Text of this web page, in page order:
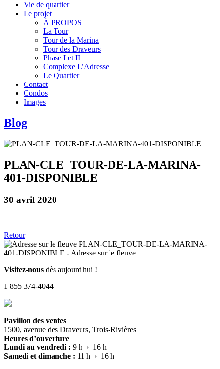
Vie de quartier
Le projet
À PROPOS
La Tour
Tour de la Marina
Tour des Draveurs
Phase I et II
Complexe L’Adresse
Le Quartier
Contact
Condos
Images
Blog
PLAN-CLE_TOUR-DE-LA-MARINA-
401-DISPONIBLE
30 avril 2020
Retour
Visitez-nous dès aujourd'hui !
1 855 374-4044
Pavillon des ventes
1500, avenue des Draveurs, Trois-Rivières
Heures d’ouverture
Lundi au vendredi : 9 h › 16 h
Samedi et dimanche : 11 h › 16 h